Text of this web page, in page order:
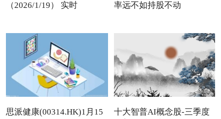
（2026/1/19） 实时
率远不如持股不动
思派健康(00314.HK)1月15
十大智普AI概念股-三季度